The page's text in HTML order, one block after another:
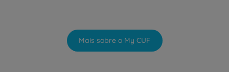
Mais sobre o My CUF